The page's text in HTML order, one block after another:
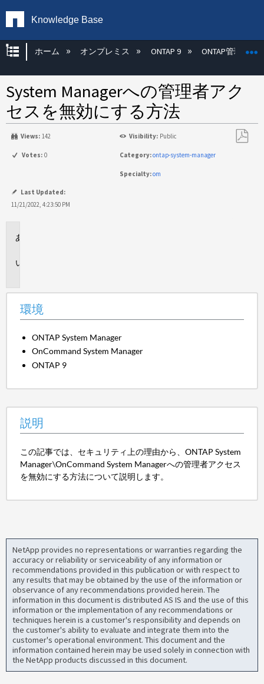
Knowledge Base
グローバル階層を展開/折りたたむ
ホーム オンプレミス ONTAP 9 ONTAP管理
System Managerへの管理者アク
セスを無効にする方法
Views: 142 Visibility: Public
Votes: 0 Category:ontap-system-manager
Specialty:om
Last Updated:
11/21/2022, 4:23:50 PM
環境
ONTAP System Manager
OnCommand System Manager
ONTAP 9
説明
この記事では、セキュリティ上の理由から、ONTAP System
Manager\OnCommand System Managerへの管理者アクセス
を無効にする方法について説明します。
NetApp provides no representations or warranties regarding the
accuracy or reliability or serviceability of any information or
recommendations provided in this publication or with respect to
any results that may be obtained by the use of the information or
observance of any recommendations provided herein. The
information in this document is distributed AS IS and the use of this
information or the implementation of any recommendations or
techniques herein is a customer's responsibility and depends on
the customer's ability to evaluate and integrate them into the
customer's operational environment. This document and the
information contained herein may be used solely in connection with
the NetApp products discussed in this document.